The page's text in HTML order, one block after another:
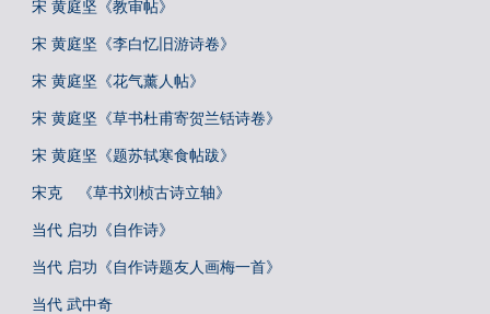
宋 黄庭坚《教审帖》
宋 黄庭坚《李白忆旧游诗卷》
宋 黄庭坚《花气薰人帖》
宋 黄庭坚《草书杜甫寄贺兰铦诗卷》
宋 黄庭坚《题苏轼寒食帖跋》
宋克 《草书刘桢古诗立轴》
当代 启功《自作诗》
当代 启功《自作诗题友人画梅一首》
当代 武中奇